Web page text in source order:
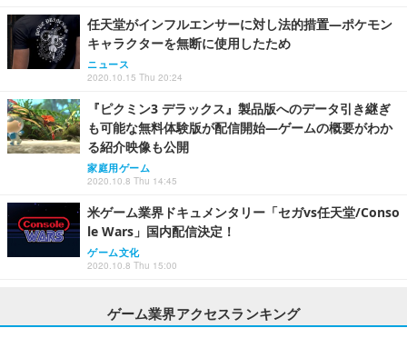
任天堂がインフルエンサーに対し法的措置―ポケモン
キャラクターを無断に使用したため
ニュース
2020.10.15 Thu 20:24
『ピクミン3 デラックス』製品版へのデータ引き継ぎ
も可能な無料体験版が配信開始―ゲームの概要がわか
る紹介映像も公開
家庭用ゲーム
2020.10.8 Thu 14:45
米ゲーム業界ドキュメンタリー「セガvs任天堂/Conso
le Wars」国内配信決定！
ゲーム文化
2020.10.8 Thu 15:00
ゲーム業界アクセスランキング